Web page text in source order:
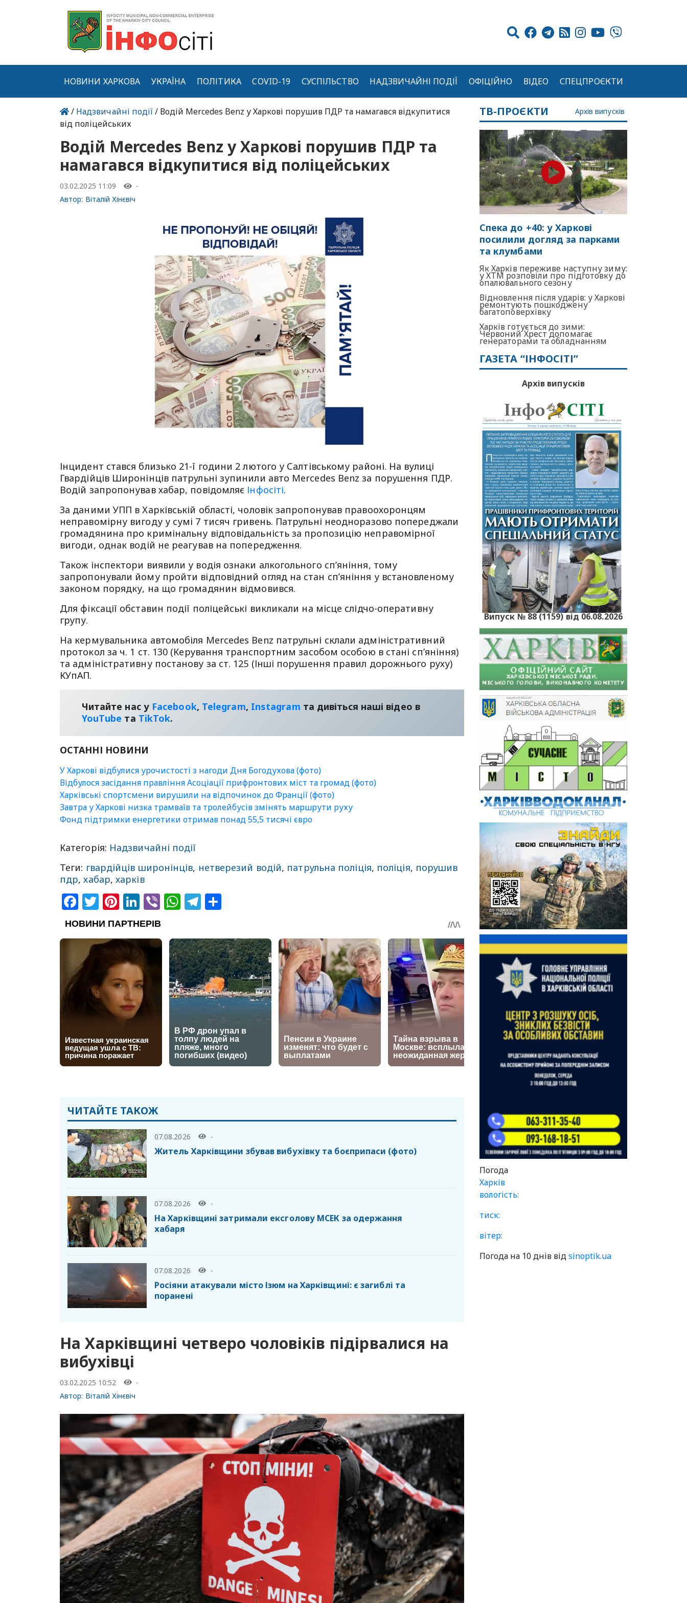
НОВИНИ ХАРКОВА УКРАЇНА ПОЛІТИКА COVID-19 СУСПІЛЬСТВО НАДЗВИЧАЙНІ ПОДІЇ ОФІЦІЙНО ВІДЕО СПЕЦПРОЄКТИ
/ Надзвичайні події / Водій Mercedes Benz у Харкові порушив ПДР та намагався відкупитися
від поліцейських
Водій Mercedes Benz у Харкові порушив ПДР та
намагався відкупитися від поліцейських
03.02.2025 11:09
-
Автор: Віталій Хінєвіч
Інцидент стався близько 21-ї години 2 лютого у Салтівському районі. На вулиці
Гвардійців Широнінців патрульні зупинили авто Mercedes Benz за порушення ПДР.
Водій запропонував хабар, повідомляє Інфосіті.
За даними УПП в Харківській області, чоловік запропонував правоохоронцям
неправомірну вигоду у сумі 7 тисяч гривень. Патрульні неодноразово попереджали
громадянина про кримінальну відповідальність за пропозицію неправомірної
вигоди, однак водій не реагував на попередження.
Також інспектори виявили у водія ознаки алкогольного сп’яніння, тому
запропонували йому пройти відповідний огляд на стан спʼяніння у встановленому
законом порядку, на що громадянин відмовився.
Для фіксації обставин події поліцейські викликали на місце слідчо-оперативну
групу.
На кермувальника автомобіля Mercedes Benz патрульні склали адміністративний
протокол за ч. 1 ст. 130 (Керування транспортним засобом особою в стані сп’яніння)
та адміністративну постанову за ст. 125 (Інші порушення правил дорожнього руху)
КУпАП.
Читайте нас у Facebook, Telegram, Instagram та дивіться наші відео в
YouТube та TikTok.
ОСТАННІ НОВИНИ
У Харкові відбулися урочистості з нагоди Дня Богодухова (фото)
Відбулося засідання правління Асоціації прифронтових міст та громад (фото)
Харківські спортсмени вирушили на відпочинок до Франції (фото)
Завтра у Харкові низка трамваїв та тролейбусів змінять маршрути руху
Фонд підтримки енергетики отримав понад 55,5 тисячі євро
Категорія: Надзвичайні події
Теги: гвардійців широнінців, нетверезий водій, патрульна поліція, поліція, порушив
пдр,хабар,харків
Facebook
Twitter
Pinterest
LinkedIn
ViberWhatsApp
Telegram
ЧИТАЙТЕ ТАКОЖ
07.08.2026 -
Житель Харківщини збував вибухівку та боєприпаси (фото)
07.08.2026 -
На Харківщині затримали ексголову МСЕК за одержання
хабаря
07.08.2026 -
Росіяни атакували місто Ізюм на Харківщині: є загиблі та
поранені
На Харківщині четверо чоловіків підірвалися на
вибухівці
03.02.2025 10:52
-
Автор: Віталій Хінєвіч
ТВ-ПРОЄКТИ Архів випусків
Спека до +40: у Харкові
посилили догляд за парками
та клумбами
Як Харків переживе наступну зиму:
у ХТМ розповіли про підготовку до
опалювального сезону
Відновлення після ударів: у Харкові
ремонтують пошкоджену
багатоповерхівку
Харків готується до зими:
Червоний Хрест допомагає
генераторами та обладнанням
ГАЗЕТА “ІНФОСІТІ”
Архів випусків
Випуск № 88 (1159) від 06.08.2026
Погода
Харків
вологість:
тиск:
вітер:
Погода на 10 днів відsinoptik.ua